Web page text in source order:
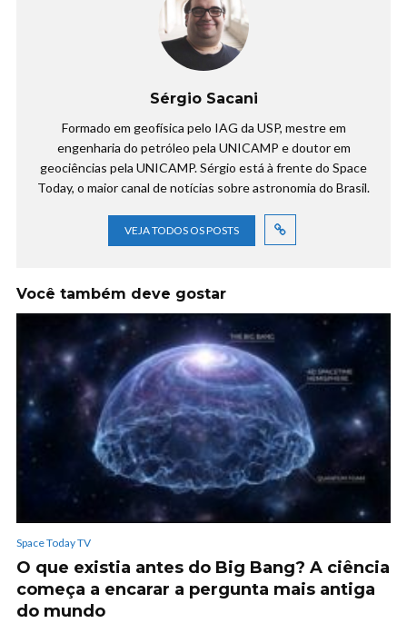
Sérgio Sacani
Formado em geofísica pelo IAG da USP, mestre em
engenharia do petróleo pela UNICAMP e doutor em
geociências pela UNICAMP. Sérgio está à frente do Space
Today, o maior canal de notícias sobre astronomia do Brasil.
VEJA TODOS OS POSTS
Você também deve gostar
Space Today TV
O que existia antes do Big Bang? A ciência
começa a encarar a pergunta mais antiga
do mundo